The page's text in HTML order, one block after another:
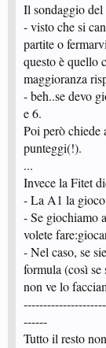
Il sondaggio
- visto che si
partite o
questo è quello
maggioranza
- beh..se devo
e 6.
Poi però chiede
punteggi(!).
...
Invece la Fitet
- La A1 la
- Se giochiamo
volete
- Nel caso, se
formula (così se
non ve lo
------
Tutto il resto